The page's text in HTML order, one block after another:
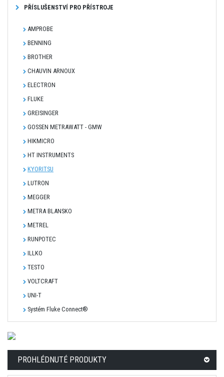
PŘÍSLUŠENSTVÍ PRO PŘÍSTROJE
AMPROBE
BENNING
BROTHER
CHAUVIN ARNOUX
ELECTRON
FLUKE
GREISINGER
GOSSEN METRAWATT - GMW
HIKMICRO
HT INSTRUMENTS
KYORITSU
LUTRON
MEGGER
METRA BLANSKO
METREL
RUNPOTEC
ILLKO
TESTO
VOLTCRAFT
UNI-T
Systém Fluke Connect®
PROHLÉDNUTÉ PRODUKTY